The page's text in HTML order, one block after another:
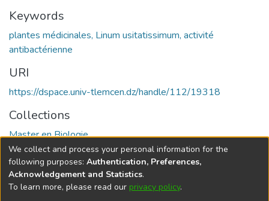
Keywords
plantes médicinales, Linum usitatissimum, activité
antibactérienne
URI
https://dspace.univ-tlemcen.dz/handle/112/19318
Collections
Master en Biologie
Full item page
DSpace softwarecopyright © 2002-2026
We collect and process your personal information for the
following purposes: Authentication, Preferences,
Acknowledgement and Statistics.
To learn more, please read our privacy policy.